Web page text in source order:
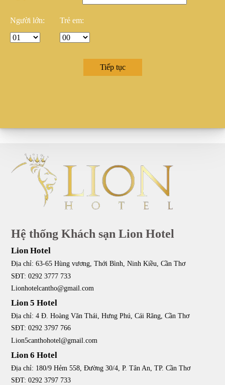
Người lớn: Trẻ em:
Hệ thống Khách sạn Lion Hotel
Lion Hotel
Địa chỉ: 63-65 Hùng vương, Thới Bình, Ninh Kiều, Cần Thơ
SĐT: 0292 3777 733
Lionhotelcantho@gmail.com
Lion 5 Hotel
Địa chỉ: 4 Đ. Hoàng Văn Thái, Hưng Phú, Cái Răng, Cần Thơ
SĐT: 0292 3797 766
Lion5canthohotel@gmail.com
Lion 6 Hotel
Địa chỉ: 180/9 Hẻm 558, Đường 30/4, P. Tân An, TP. Cần Thơ
SĐT: 0292 3797 733